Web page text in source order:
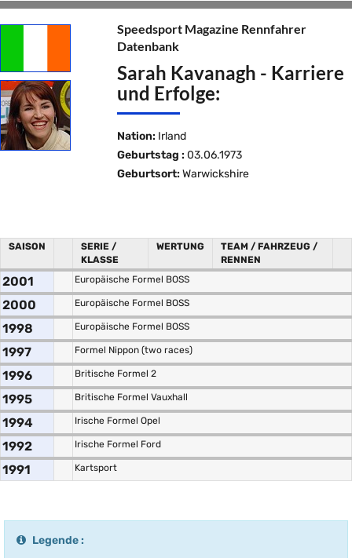
Speedsport Magazine Rennfahrer
Datenbank
Sarah Kavanagh - Karriere
und Erfolge:
Nation: Irland
Geburtstag : 03.06.1973
Geburtsort: Warwickshire
SAISON
SERIE /
KLASSE
WERTUNG
TEAM / FAHRZEUG /
RENNEN
2001 Europäische Formel BOSS
2000 Europäische Formel BOSS
1998 Europäische Formel BOSS
1997 Formel Nippon (two races)
1996 Britische Formel 2
1995 Britische Formel Vauxhall
1994 Irische Formel Opel
1992 Irische Formel Ford
1991 Kartsport
Legende :